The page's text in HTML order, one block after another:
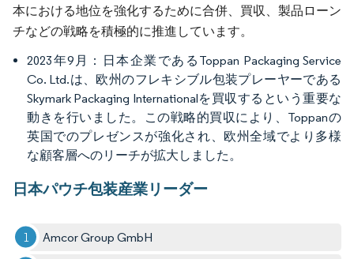
本における地位を強化するために合併、買収、製品ローン
チなどの戦略を積極的に推進しています。
2023年9月：日本企業であるToppan Packaging Service
Co. Ltd.は、欧州のフレキシブル包装プレーヤーである
Skymark Packaging Internationalを買収するという重要な
動きを行いました。この戦略的買収により、Toppanの
英国でのプレゼンスが強化され、欧州全域でより多様
な顧客層へのリーチが拡大しました。
日本パウチ包装産業リーダー
Amcor Group GmbH